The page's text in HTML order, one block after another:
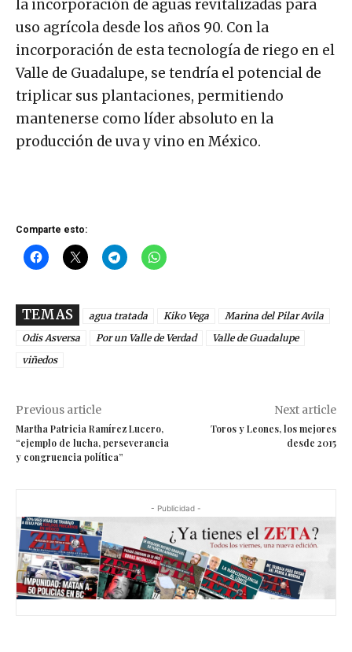
la incorporación de aguas revitalizadas para
uso agrícola desde los años 90. Con la
incorporación de esta tecnología de riego en el
Valle de Guadalupe, se tendría el potencial de
triplicar sus plantaciones, permitiendo
mantenerse como líder absoluto en la
producción de uva y vino en México.
Comparte esto:
TEMAS agua tratada Kiko Vega
Marina del Pilar Avila
Odis Asversa
Por un Valle de Verdad
Valle de Guadalupe
viñedos
Previous article
Martha Patricia Ramírez Lucero,
“ejemplo de lucha, perseverancia
y congruencia política”
Next article
Toros y Leones, los mejores
desde 2015
- Publicidad -